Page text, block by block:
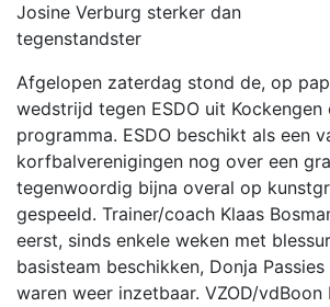
Josine Verburg sterker dan
tegenstandster
Afgelopen zaterdag stond de, op
wedstrijd tegen ESDO uit Kockengen
programma. ESDO beschikt als een
korfbalverenigingen nog over een
tegenwoordig bijna overal op
gespeeld. Trainer/coach Klaas
eerst, sinds enkele weken met
basisteam beschikken, Donja
waren weer inzetbaar. VZOD/vdBoon